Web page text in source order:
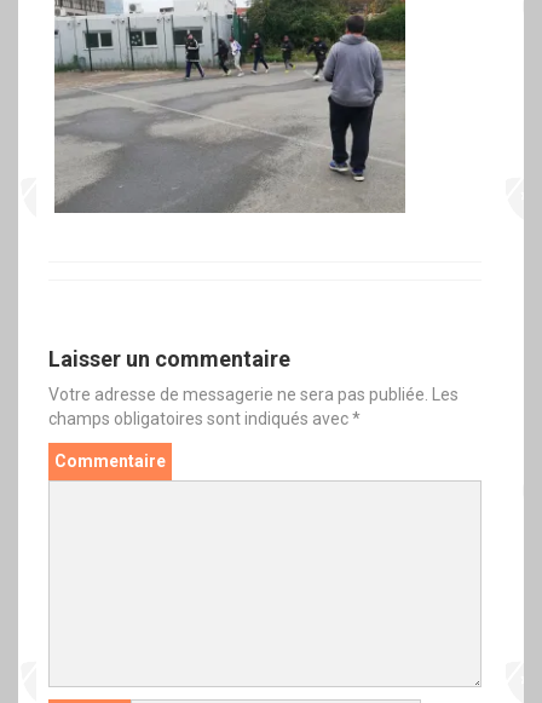
Laisser un commentaire
Votre adresse de messagerie ne sera pas publiée.
Les
champs obligatoires sont indiqués avec*
Commentaire